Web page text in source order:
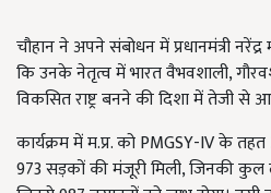
चौहान ने अपने संबोधन में प्रधानमंत्री
कि उनके नेतृत्व में भारत वैभवशाली,
विकसित राष्ट्र बनने की दिशा में तेजी से
कार्यक्रम में म.प्र. को PMGSY-IV के
973 सड़कों की मंजूरी मिली, जिनकी